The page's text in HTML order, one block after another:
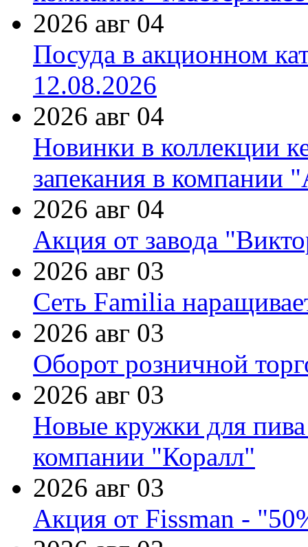
2026 авг 04
Посуда в акционном
12.08.2026
2026 авг 04
Новинки в коллекции
запекания в компании
2026 авг 04
Акция от завода
2026 авг 03
Сеть Familia
2026 авг 03
Оборот розничной
2026 авг 03
Новые кружки для
компании "Коралл"
2026 авг 03
Акция от Fissman -